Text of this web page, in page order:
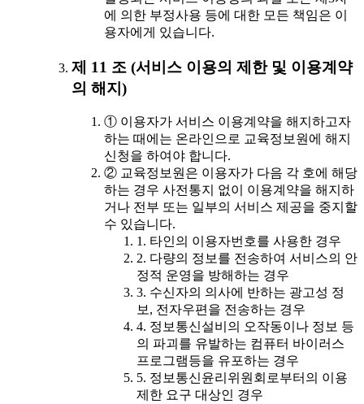
에 의한 부정사용 등에 대한 모든 책임은 이
용자에게 있습니다.
제 11 조 (서비스 이용의 제한 및 이용계약
의 해지)
① 이용자가 서비스 이용계약을 해지하고자
하는 때에는 온라인으로 교육정보원에 해지
신청을 하여야 합니다.
② 교육정보원은 이용자가 다음 각 호에 해당
하는 경우 사전통지 없이 이용계약을 해지하
거나 전부 또는 일부의 서비스 제공을 중지할
수 있습니다.
1. 타인의 이용자번호를 사용한 경우
2. 다량의 정보를 전송하여 서비스의 안
정적 운영을 방해하는 경우
3. 수신자의 의사에 반하는 광고성 정
보, 전자우편을 전송하는 경우
4. 정보통신설비의 오작동이나 정보 등
의 파괴를 유발하는 컴퓨터 바이러스
프로그램등을 유포하는 경우
5. 정보통신윤리위원회로부터의 이용
제한 요구 대상인 경우